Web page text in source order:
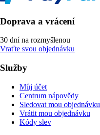
Doprava a vrácení
30 dní na rozmyšlenou
Vraťte svou objednávku
Služby
Můj účet
Centrum nápovědy
Sledovat mou objednávku
Vrátit mou objednávku
Kódy slev